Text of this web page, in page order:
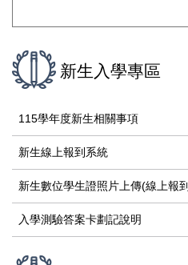
新生入學專區
115學年度新生相關事項
新生線上報到系統
新生數位學生證照片上傳(線上報
入學測驗答案卡劃記說明